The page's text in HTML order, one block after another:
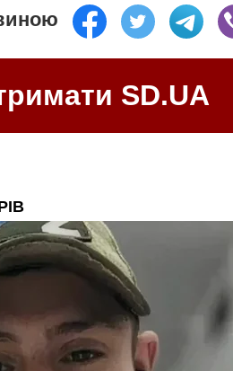
SD.UA